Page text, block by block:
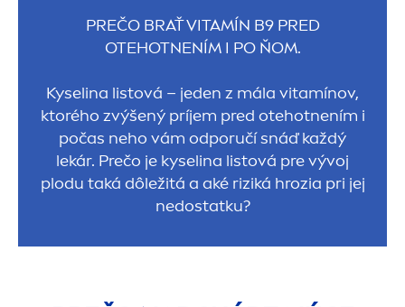
PREČO BRAŤ VITAMÍN B9 PRED
OTEHOTNENÍM I PO ŇOM.
Kyselina listová – jeden z mála vitamínov,
ktorého zvýšený príjem pred otehotnením i
počas neho vám odporučí snáď každý
lekár. Prečo je kyselina listová pre vývoj
plodu taká dôležitá a aké riziká hrozia pri jej
nedostatku?